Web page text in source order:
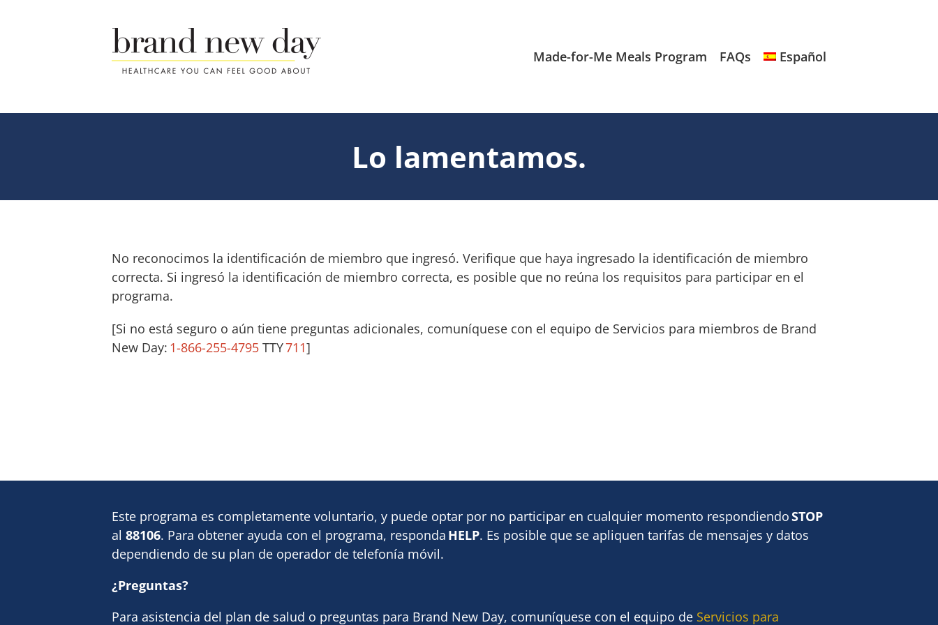
Made-for-Me Meals Program FAQs Español
Lo lamentamos.
No reconocimos la identificación de miembro que ingresó. Verifique que haya ingresado la identificación de miembro
correcta. Si ingresó la identificación de miembro correcta, es posible que no reúna los requisitos para participar en el
programa.
[Si no está seguro o aún tiene preguntas adicionales, comuníquese con el equipo de Servicios para miembros de Brand
New Day: 1-866-255-4795TTY711]
Este programa es completamente voluntario, y puede optar por no participar en cualquier momento respondiendoSTOP
al 88106. Para obtener ayuda con el programa, responda HELP. Es posible que se apliquen tarifas de mensajes y datos
dependiendo de su plan de operador de telefonía móvil.
¿Preguntas?
Para asistencia del plan de salud o preguntas para Brand New Day, comuníquese con el equipo de Servicios para